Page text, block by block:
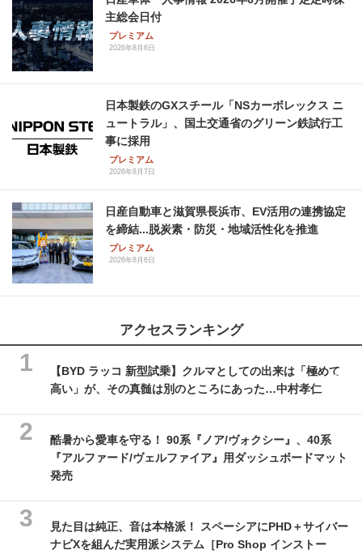
主総会日付
プレミアム
2026年8月6日
日本製鉄のGXスチール「NSカーボレックス ニ
ュートラル」、国土交通省のグリーン鉄試行工
事に採用
プレミアム
2026年8月7日
日産自動車と滋賀県長浜市、EV活用の連携協定
を締結...脱炭素・防災・地域活性化を推進
プレミアム
2026年8月6日
アクセスランキング
【BYD ラッコ 新型試乗】クルマとしての出来は「極めて
高い」が、その真髄は別のところにあった…中村孝仁
酷暑から愛車を守る！ 90系『ノア/ヴォクシー』、40系
『アルファード/ヴェルファイア』用ダッシュボードマット
発売
見た目は純正、音は本格派！ スペーシアにPHD＋サイバー
ナビXを組んだ実用派システム［Pro Shop インストー